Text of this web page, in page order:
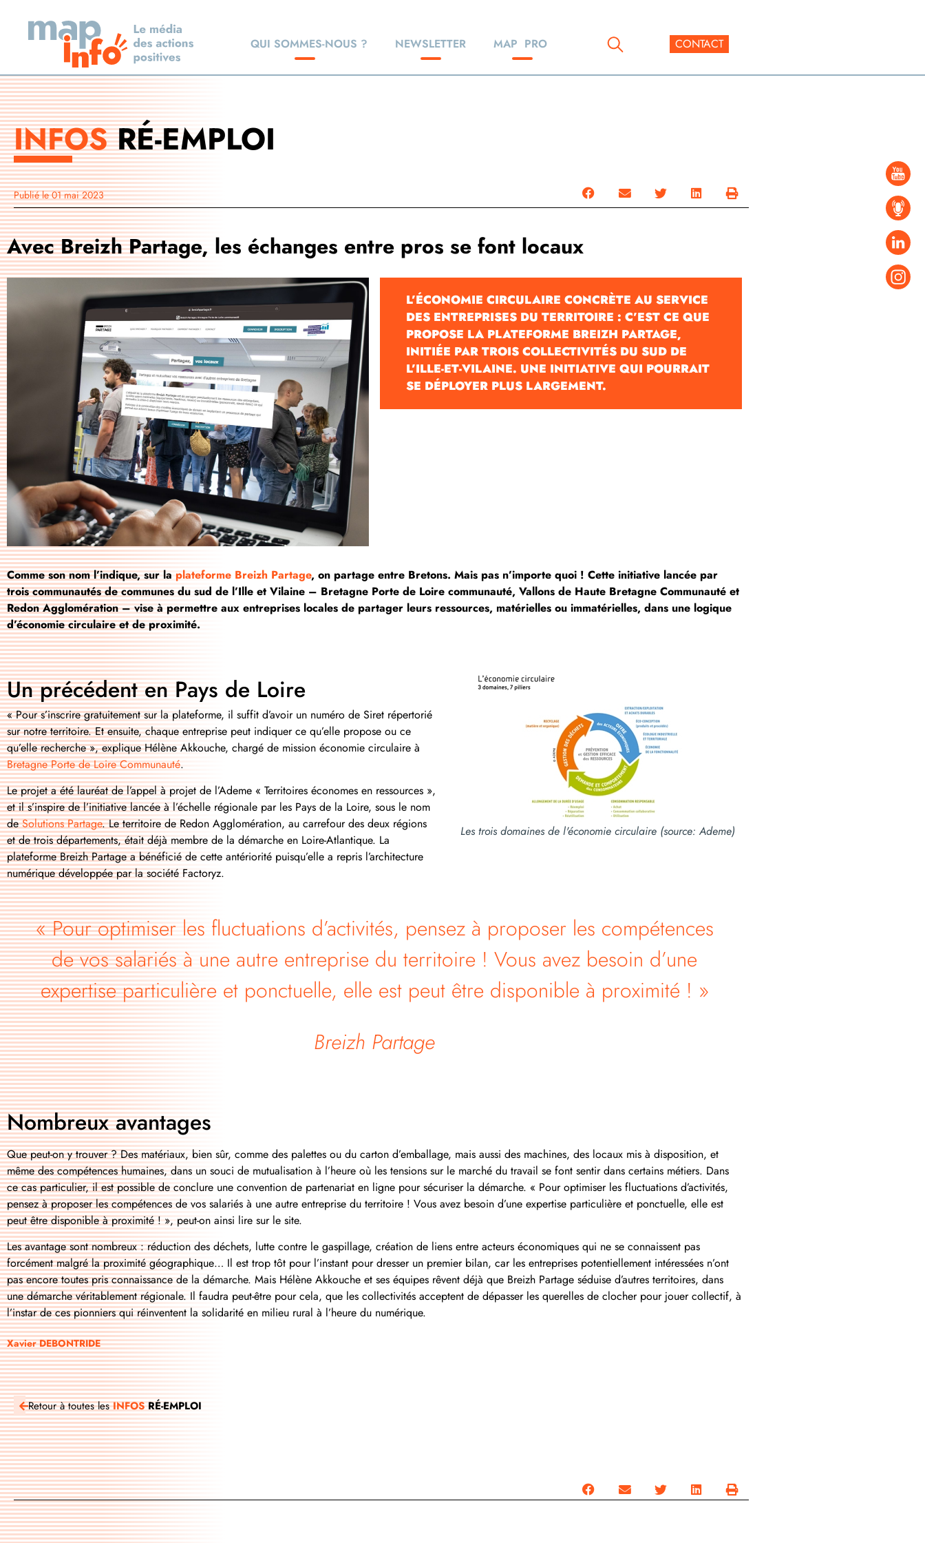
QUI SOMMES-NOUS ? NEWSLETTER MAP PRO CONTACT
INFOSRÉ-EMPLOI
Publié le01 mai 2023
Avec Breizh Partage, les échanges entre pros se font locaux
L’ÉCONOMIE CIRCULAIRE CONCRÈTE AU SERVICE
DES ENTREPRISES DU TERRITOIRE : C’EST CE QUE
PROPOSE LA PLATEFORME BREIZH PARTAGE,
INITIÉE PAR TROIS COLLECTIVITÉS DU SUD DE
L’ILLE-ET-VILAINE. UNE INITIATIVE QUI POURRAIT
SE DÉPLOYER PLUS LARGEMENT.
Comme son nom l’indique, sur la plateforme Breizh Partage, on partage entre Bretons. Mais pas n’importe quoi ! Cette initiative lancée par
trois communautés de communes du sud de l’Ille et Vilaine – Bretagne Porte de Loire communauté, Vallons de Haute Bretagne Communauté et
Redon Agglomération – vise à permettre aux entreprises locales de partager leurs ressources, matérielles ou immatérielles, dans une logique
d’économie circulaire et de proximité.
Un précédent en Pays de Loire
« Pour s’inscrire gratuitement sur la plateforme, il suffit d’avoir un numéro de Siret répertorié
sur notre territoire. Et ensuite, chaque entreprise peut indiquer ce qu’elle propose ou ce
qu’elle recherche », explique Hélène Akkouche, chargé de mission économie circulaire à
Bretagne Porte de Loire Communauté.
Le projet a été lauréat de l’appel à projet de l’Ademe « Territoires économes en ressources »,
et il s’inspire de l’initiative lancée à l’échelle régionale par les Pays de la Loire, sous le nom
deSolutions Partage. Le territoire de Redon Agglomération, au carrefour des deux régions
et de trois départements, était déjà membre de la démarche en Loire-Atlantique. La
plateforme Breizh Partage a bénéficié de cette antériorité puisqu’elle a repris l’architecture
numérique développée par la société Factoryz.
Les trois domaines de l'économie circulaire (source: Ademe)
« Pour optimiser les fluctuations d’activités, pensez à proposer les compétences
de vos salariés à une autre entreprise du territoire ! Vous avez besoin d’une
expertise particulière et ponctuelle, elle est peut être disponible à proximité ! »
Breizh Partage
Nombreux avantages
Que peut-on y trouver ? Des matériaux, bien sûr, comme des palettes ou du carton d’emballage, mais aussi des machines, des locaux mis à disposition, et
même des compétences humaines, dans un souci de mutualisation à l’heure où les tensions sur le marché du travail se font sentir dans certains métiers. Dans
ce cas particulier, il est possible de conclure une convention de partenariat en ligne pour sécuriser la démarche. « Pour optimiser les fluctuations d’activités,
pensez à proposer les compétences de vos salariés à une autre entreprise du territoire ! Vous avez besoin d’une expertise particulière et ponctuelle, elle est
peut être disponible à proximité ! », peut-on ainsi lire sur le site.
Les avantage sont nombreux : réduction des déchets, lutte contre le gaspillage, création de liens entre acteurs économiques qui ne se connaissent pas
forcément malgré la proximité géographique… Il est trop tôt pour l’instant pour dresser un premier bilan, car les entreprises potentiellement intéressées n’ont
pas encore toutes pris connaissance de la démarche. Mais Hélène Akkouche et ses équipes rêvent déjà que Breizh Partage séduise d’autres territoires, dans
une démarche véritablement régionale. Il faudra peut-être pour cela, que les collectivités acceptent de dépasser les querelles de clocher pour jouer collectif, à
l’instar de ces pionniers qui réinventent la solidarité en milieu rural à l’heure du numérique.
Xavier DEBONTRIDE
Retour à toutes lesINFOSRÉ-EMPLOI